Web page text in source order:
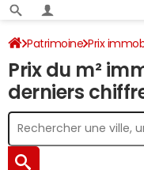
Patrimoine Prix
Prix du m²
derniers